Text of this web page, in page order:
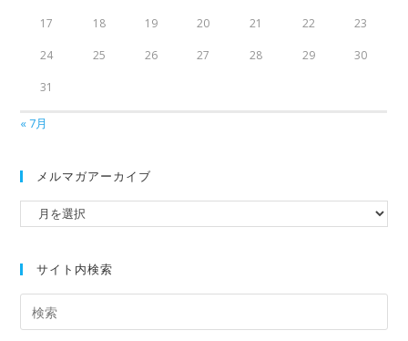
17 18 19 20 21 22 23
24 25 26 27 28 29 30
31
« 7月
メルマガアーカイブ
サイト内検索